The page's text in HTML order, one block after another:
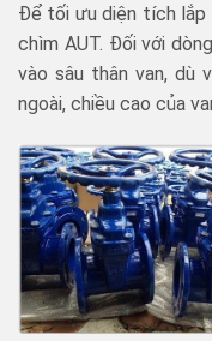
Để tối ưu diện tích
chìm AUT. Đối với
vào sâu thân van, dù
ngoài, chiều cao của